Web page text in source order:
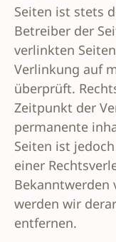
Seiten ist stets
Betreiber der
verlinkten
Verlinkung auf
überprüft.
Zeitpunkt der
permanente
Seiten ist
einer
Bekanntwerden
werden wir
entfernen.